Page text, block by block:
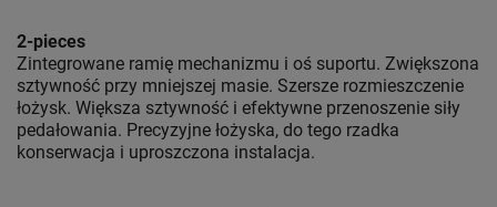
2-pieces
Zintegrowane ramię mechanizmu i oś suportu. Zwiększona
sztywność przy mniejszej masie. Szersze rozmieszczenie
łożysk. Większa sztywność i efektywne przenoszenie siły
pedałowania. Precyzyjne łożyska, do tego rzadka
konserwacja i uproszczona instalacja.